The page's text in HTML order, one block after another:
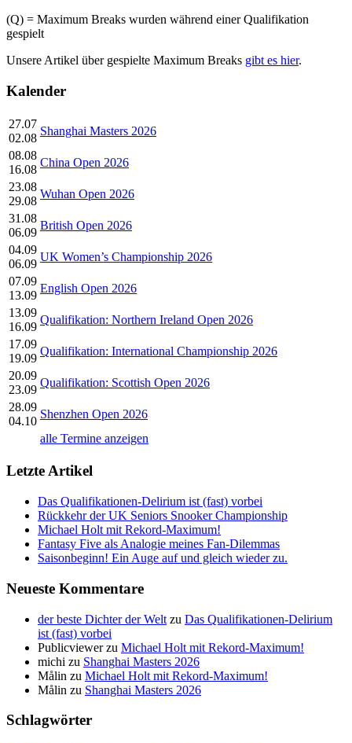
(Q) = Maximum Breaks wurden während einer Qualifikation
gespielt
Unsere Artikel über gespielte Maximum Breaks gibt es hier.
Kalender
27.07
02.08
Shanghai Masters 2026
08.08
16.08
China Open 2026
23.08
29.08
Wuhan Open 2026
31.08
06.09
British Open 2026
04.09
06.09
UK Women’s Championship 2026
07.09
13.09
English Open 2026
13.09
16.09
Qualifikation: Northern Ireland Open 2026
17.09
19.09
Qualifikation: International Championship 2026
20.09
23.09
Qualifikation: Scottish Open 2026
28.09
04.10
Shenzhen Open 2026
alle Termine anzeigen
Letzte Artikel
Das Qualifikationen-Delirium ist (fast) vorbei
Rückkehr der UK Seniors Snooker Championship
Michael Holt mit Rekord-Maximum!
Fantasy Five als Analogie meines Fan-Dilemmas
Saisonbeginn! Ein Auge auf und gleich wieder zu.
Neueste Kommentare
der beste Dichter der Welt zu Das Qualifikationen-Delirium
ist (fast) vorbei
Publicviewerzu Michael Holt mit Rekord-Maximum!
michi zu Shanghai Masters 2026
Målin zu Michael Holt mit Rekord-Maximum!
Målin zu Shanghai Masters 2026
Schlagwörter